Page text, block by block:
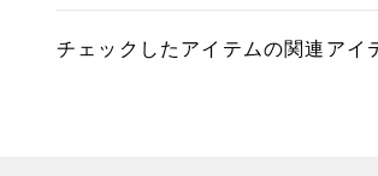
チェックしたアイテムの関連アイ